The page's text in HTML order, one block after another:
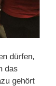
dürfen,
das
gehört